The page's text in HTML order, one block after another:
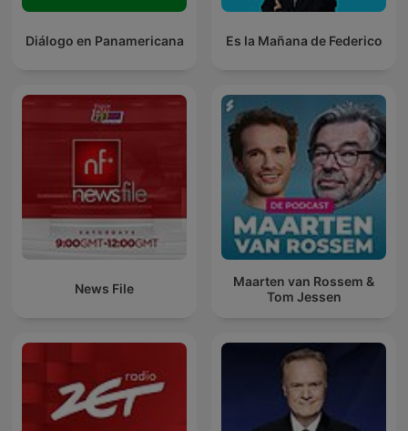
Es la Mañana de Federico
Diálogo en Panamericana
Maarten van Rossem &
Tom Jessen
News File